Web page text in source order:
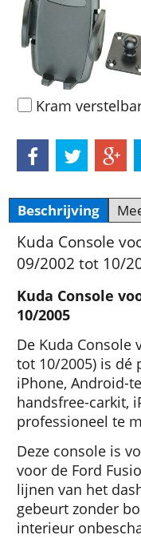
Kram
Beschrijving
Kuda Console
09/2002 tot 10/
Kuda Console
10/2005
De Kuda Console
tot 10/2005) is dé
iPhone, Android-
handsfree-carkit,
professioneel te
Deze console is
voor de Ford
lijnen van het
gebeurt zonder
interieur